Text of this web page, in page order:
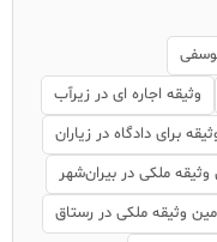
وثیقه اجاره ای در زیرآب
برای دادگاه در زیاران
وثیقه ملکی در بیران‌شهر
وثیقه ملکی در رستاق